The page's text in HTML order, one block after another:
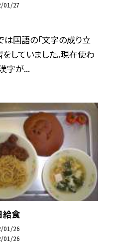
01/27
は国語の「文字の成り立
をしていました。現在使わ
字が...
給食
01/26
01/26